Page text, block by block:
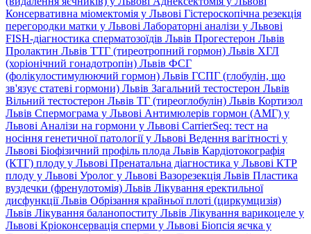
Консервативна міомектомія у Львові Гістероскопічна резекція
перегородки матки у Львові Лабораторні аналізи у Львові
FISH-діагностика сперматозоїдів Львів Прогестерон Львів
Пролактин Львів ТТГ (тиреотропний гормон) Львів ХГЛ
(хоріонічний гонадотропін) Львів ФСГ
(фолікулостимулюючий гормон) Львів ГСПГ (глобулін, що
зв'язує статеві гормони) Львів Загальний тестостерон Львів
Вільний тестостерон Львів ТГ (тиреоглобулін) Львів Кортизол
Львів Спермограма у Львові Антимюлерів гормон (АМГ) у
Львові Аналізи на гормони у Львові CarrierSeq: тест на
носіння генетичної патології у Львові Ведення вагітності у
Львові Біофізичний профіль плода Львів Кардіотокографія
(КТГ) плоду у Львові Пренатальна діагностика у Львові КТР
плоду у Львові Уролог у Львові Вазорезекція Львів Пластика
вуздечки (френулотомія) Львів Лікування еректильної
дисфункції Львів Обрізання крайньої плоті (циркумцизія)
Львів Лікування баланопоститу Львів Лікування варикоцеле у
Львові Кріоконсервація сперми у Львові Біопсія яєчка у